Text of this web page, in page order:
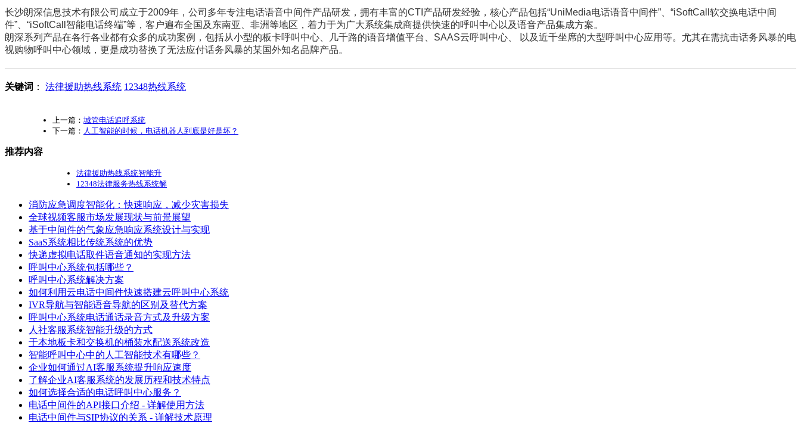
长沙朗深信息技术有限公司成立于2009年，公司多年专注电话语音中间件产品研发，拥有丰富的CTI产品研发经验，核心产品包括“UniMedia电话语音中间件”、“iSoftCall软交换电话中间
件”、“iSoftCall智能电话终端”等，客户遍布全国及东南亚、非洲等地区，着力于为广大系统集成商提供快速的呼叫中心以及语音产品集成方案。
朗深系列产品在各行各业都有众多的成功案例，包括从小型的板卡呼叫中心、几千路的语音增值平台、SAAS云呼叫中心、 以及近千坐席的大型呼叫中心应用等。尤其在需抗击话务风暴的电
视购物呼叫中心领域，更是成功替换了无法应付话务风暴的某国外知名品牌产品。
关键词 ： 法律援助热线系统 12348热线系统
上一篇： 城管电话追呼系统
下一篇： 人工智能的时候，电话机器人到底是好是坏？
推荐内容
法律援助热线系统智能升
12348法律服务热线系统解
消防应急调度智能化：快速响应，减少灾害损失
全球视频客服市场发展现状与前景展望
基于中间件的气象应急响应系统设计与实现
SaaS系统相比传统系统的优势
快递虚拟电话取件语音通知的实现方法
呼叫中心系统包括哪些？
呼叫中心系统解决方案
如何利用云电话中间件快速搭建云呼叫中心系统
IVR导航与智能语音导航的区别及替代方案
呼叫中心系统电话通话录音方式及升级方案
人社客服系统智能升级的方式
于本地板卡和交换机的桶装水配送系统改造
智能呼叫中心中的人工智能技术有哪些？
企业如何通过AI客服系统提升响应速度
了解企业AI客服系统的发展历程和技术特点
如何选择合适的电话呼叫中心服务？
电话中间件的API接口介绍 - 详解使用方法
电话中间件与SIP协议的关系 - 详解技术原理